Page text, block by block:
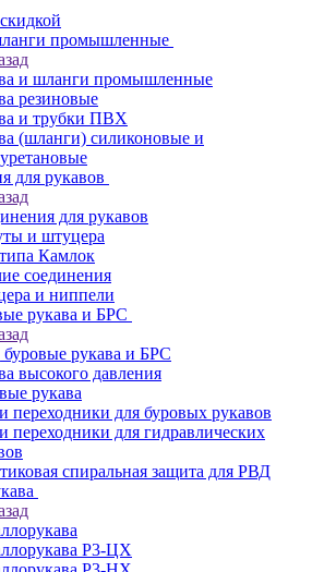
промышленные
и шланги промышленные
резиновые
и трубки ПВХ
(шланги) силиконовые и
для рукавов
для рукавов
и штуцера
Камлок
соединения
и ниппели
рукава и БРС
рукава и БРС
высокого давления
рукава
переходники для буровых рукавов
переходники для гидравлических
спиральная защита для РВД
Р3-ЦХ